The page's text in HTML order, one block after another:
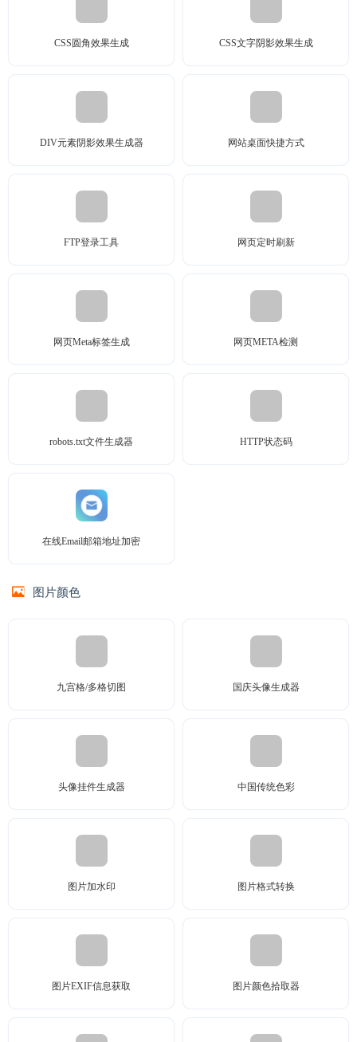
CSS圆角效果生成 CSS文字阴影效果生成
DIV元素阴影效果生成器 网站桌面快捷方式
FTP登录工具 网页定时刷新
网页Meta标签生成 网页META检测
robots.txt文件生成器 HTTP状态码
在线Email邮箱地址加密
图片颜色
九宫格/多格切图 国庆头像生成器
头像挂件生成器 中国传统色彩
图片加水印 图片格式转换
图片EXIF信息获取 图片颜色拾取器